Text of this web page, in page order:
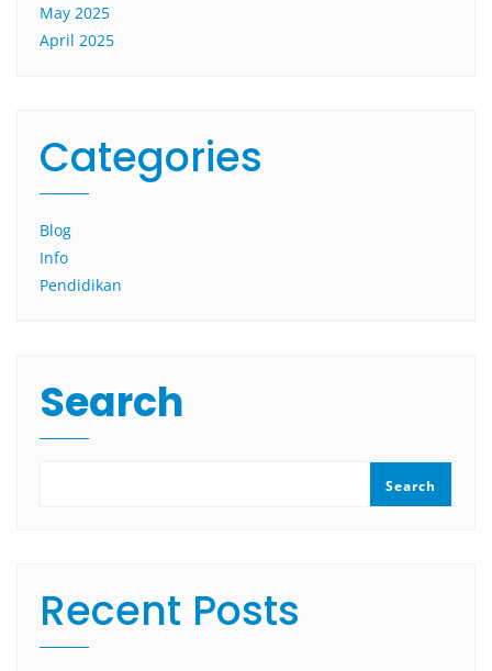
May 2025
April 2025
Categories
Blog
Info
Pendidikan
Search
Search
Recent Posts